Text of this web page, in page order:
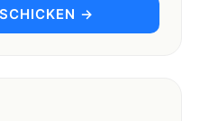
→